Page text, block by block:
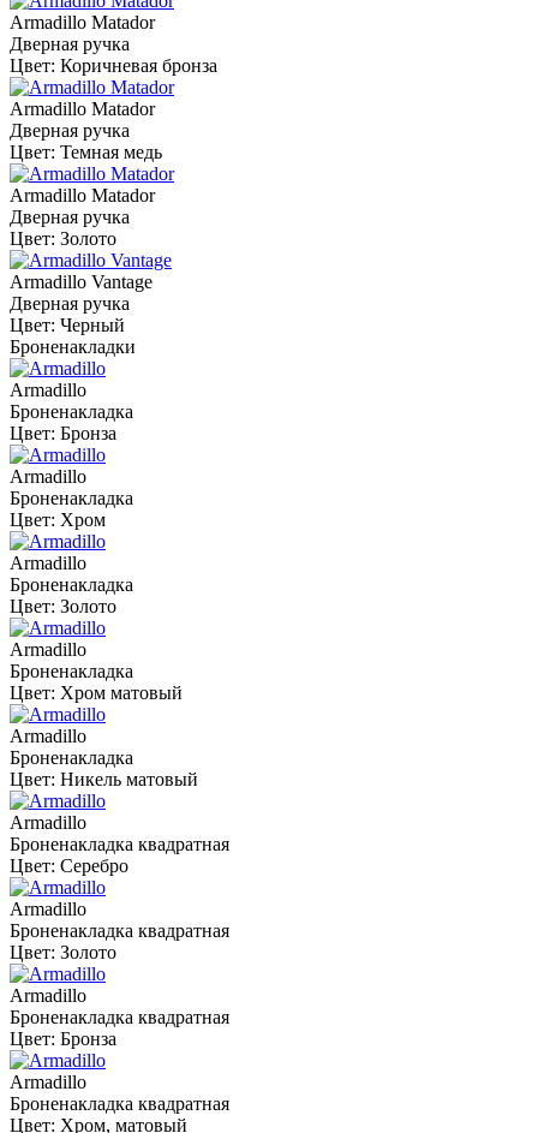
Armadillo Matador
Дверная ручка
Цвет: Коричневая бронза
Armadillo Matador
Дверная ручка
Цвет: Темная медь
Armadillo Matador
Дверная ручка
Цвет: Золото
Armadillo Vantage
Дверная ручка
Цвет: Черный
Броненакладки
Armadillo
Броненакладка
Цвет: Бронза
Armadillo
Броненакладка
Цвет: Хром
Armadillo
Броненакладка
Цвет: Золото
Armadillo
Броненакладка
Цвет: Хром матовый
Armadillo
Броненакладка
Цвет: Никель матовый
Armadillo
Броненакладка квадратная
Цвет: Серебро
Armadillo
Броненакладка квадратная
Цвет: Золото
Armadillo
Броненакладка квадратная
Цвет: Бронза
Armadillo
Броненакладка квадратная
Цвет: Хром, матовый